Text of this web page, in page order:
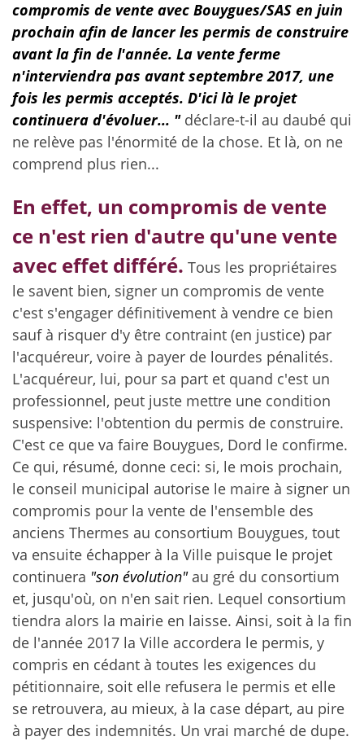
compromis de vente avec Bouygues/SAS en juin
prochain afin de lancer les permis de construire
avant la fin de l'année. La vente ferme
n'interviendra pas avant septembre 2017, une
fois les permis acceptés. D'ici là le projet
continuera d'évoluer... "déclare-t-il au daubé qui
ne relève pas l'énormité de la chose. Et là, on ne
comprend plus rien...
En effet, un compromis de vente
ce n'est rien d'autre qu'une vente
avec effet différé. Tous les propriétaires
le savent bien, signer un compromis de vente
c'est s'engager définitivement à vendre ce bien
sauf à risquer d'y être contraint (en justice) par
l'acquéreur, voire à payer de lourdes pénalités.
L'acquéreur, lui, pour sa part et quand c'est un
professionnel, peut juste mettre une condition
suspensive: l'obtention du permis de construire.
C'est ce que va faire Bouygues, Dord le confirme.
Ce qui, résumé, donne ceci: si, le mois prochain,
le conseil municipal autorise le maire à signer un
compromis pour la vente de l'ensemble des
anciens Thermes au consortium Bouygues, tout
va ensuite échapper à la Ville puisque le projet
continuera "son évolution"au gré du consortium
et, jusqu'où, on n'en sait rien. Lequel consortium
tiendra alors la mairie en laisse. Ainsi, soit à la fin
de l'année 2017 la Ville accordera le permis, y
compris en cédant à toutes les exigences du
pétitionnaire, soit elle refusera le permis et elle
se retrouvera, au mieux, à la case départ, au pire
à payer des indemnités. Un vrai marché de dupe.